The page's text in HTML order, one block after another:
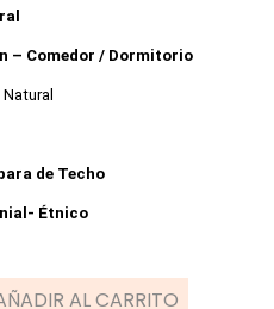
– Comedor / Dormitorio
de Techo
Étnico
AL CARRITO